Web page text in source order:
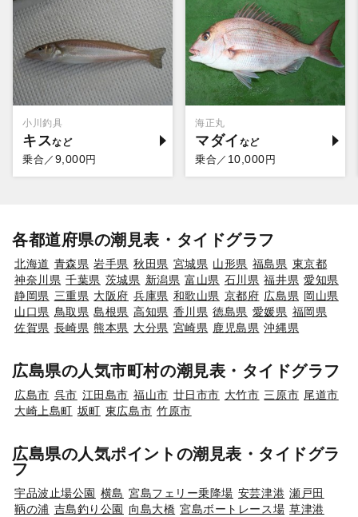
小川釣具
キス
乗合／ 9,000円
海正丸
マダイ
乗合／ 10,000円
各都道府県の潮見表・タイドグラフ
北海道 青森県 岩手県 秋田県 宮城県 山形県 福島県 東京都
神奈川県 千葉県 茨城県 新潟県 富山県 石川県 福井県 愛知県
静岡県 三重県 大阪府 兵庫県 和歌山県 京都府 広島県 岡山県
山口県 鳥取県 島根県 高知県 香川県 徳島県 愛媛県 福岡県
佐賀県 長崎県 熊本県 大分県 宮崎県 鹿児島県 沖縄県
広島県の人気市町村の潮見表・タイドグラフ
広島市 呉市 江田島市 福山市 廿日市市 大竹市 三原市 尾道市
大崎上島町 坂町 東広島市 竹原市
広島県の人気ポイントの潮見表・タイドグラ
フ
宇品波止場公園 横島 宮島フェリー乗降場 安芸津港 瀬戸田
鞆の浦 吉島釣り公園 向島大橋 宮島ボートレース場 草津港